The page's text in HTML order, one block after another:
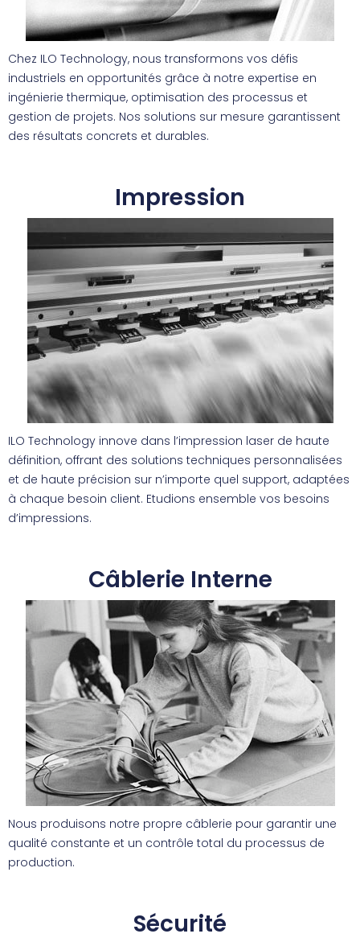
Chez ILO Technology, nous transformons vos défis
industriels en opportunités grâce à notre expertise en
ingénierie thermique, optimisation des processus et
gestion de projets. Nos solutions sur mesure garantissent
des résultats concrets et durables.
Impression
ILO Technology innove dans l’impression laser de haute
définition, offrant des solutions techniques personnalisées
et de haute précision sur n’importe quel support, adaptées
à chaque besoin client. Etudions ensemble vos besoins
d’impressions.
Câblerie Interne
Nous produisons notre propre câblerie pour garantir une
qualité constante et un contrôle total du processus de
production.
Sécurité